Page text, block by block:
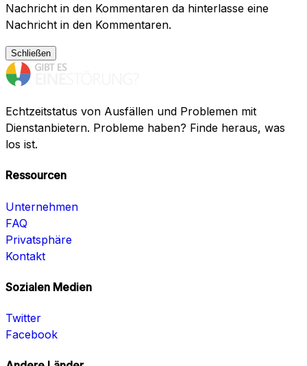
Nachricht in den Kommentaren da hinterlasse eine
Nachricht in den Kommentaren.
Schließen
Echtzeitstatus von Ausfällen und Problemen mit
Dienstanbietern. Probleme haben? Finde heraus, was
los ist.
Ressourcen
Unternehmen
FAQ
Privatsphäre
Kontakt
Sozialen Medien
Twitter
Facebook